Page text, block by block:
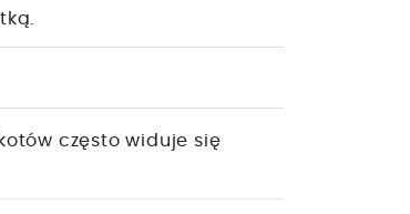
często widuje się